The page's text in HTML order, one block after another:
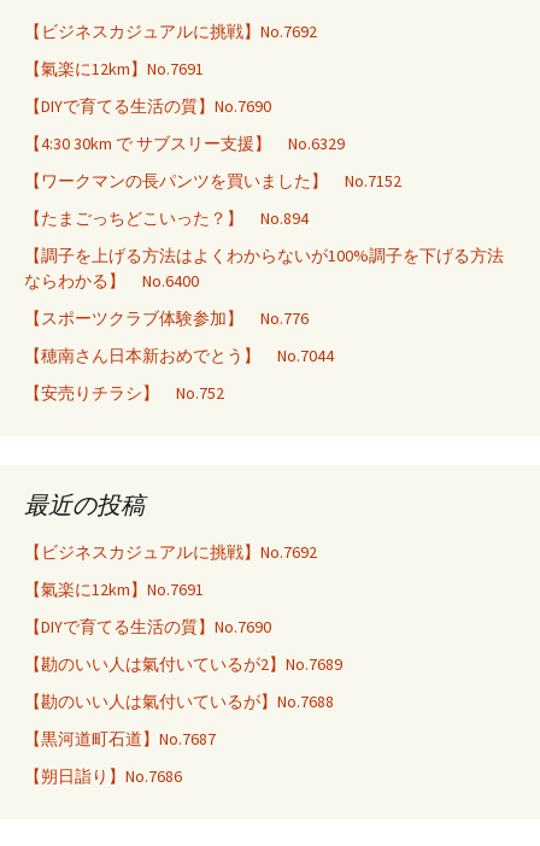
【ビジネスカジュアルに挑戦】No.7692
【氣楽に12km】No.7691
【DIYで育てる生活の質】No.7690
【4:30 30km で サブスリー支援】 No.6329
【ワークマンの長パンツを買いました】 No.7152
【たまごっちどこいった？】 No.894
【調子を上げる方法はよくわからないが100%調子を下げる方法
ならわかる】 No.6400
【スポーツクラブ体験参加】 No.776
【穂南さん日本新おめでとう】 No.7044
【安売りチラシ】 No.752
最近の投稿
【ビジネスカジュアルに挑戦】No.7692
【氣楽に12km】No.7691
【DIYで育てる生活の質】No.7690
【勘のいい人は氣付いているが2】No.7689
【勘のいい人は氣付いているが】No.7688
【黒河道町石道】No.7687
【朔日詣り】No.7686